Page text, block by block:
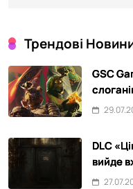
Трендові
GSC
DLC
вийде